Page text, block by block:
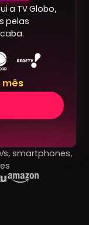
a TV Globo,
pelas
smartphones,